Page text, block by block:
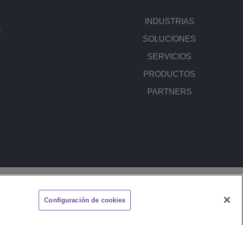
INDUSTRIAS
SOLUCIONES
SERVICIOS
PRODUCTOS
PARTNERS
Configuración de cookies